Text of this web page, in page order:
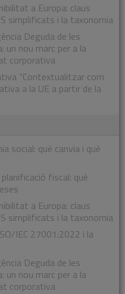
a Europa: claus
simplificats i la taxonomia
Deguda de les
un nou marc per a la
corporativa
“Contextualitzar com
a la UE a partir de la
social: què canvia i què
fiscal: què
a Europa: claus
simplificats i la taxonomia
IEC 27001:2022 i la
Deguda de les
un nou marc per a la
corporativa